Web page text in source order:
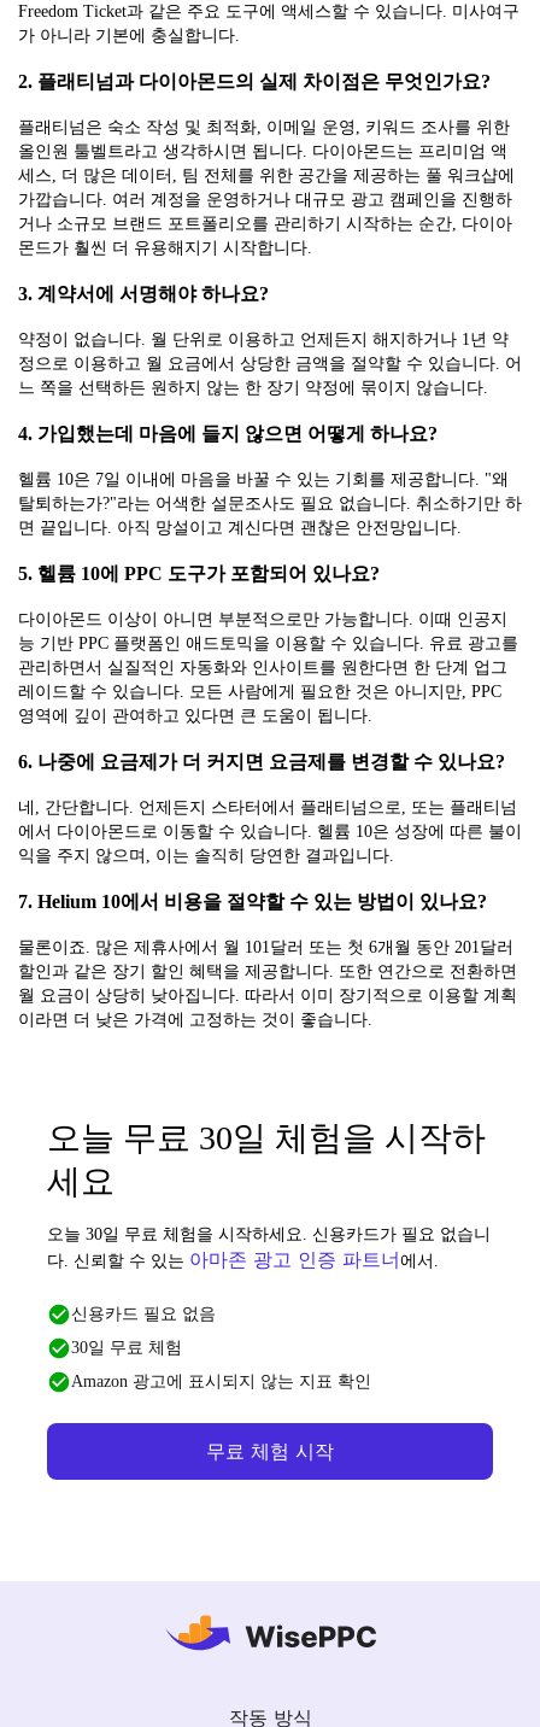
Freedom Ticket과 같은 주요 도구에 액세스할 수 있습니다. 미사여구
가 아니라 기본에 충실합니다.
2. 플래티넘과 다이아몬드의 실제 차이점은 무엇인가요?
플래티넘은 숙소 작성 및 최적화, 이메일 운영, 키워드 조사를 위한
올인원 툴벨트라고 생각하시면 됩니다. 다이아몬드는 프리미엄 액
세스, 더 많은 데이터, 팀 전체를 위한 공간을 제공하는 풀 워크샵에
가깝습니다. 여러 계정을 운영하거나 대규모 광고 캠페인을 진행하
거나 소규모 브랜드 포트폴리오를 관리하기 시작하는 순간, 다이아
몬드가 훨씬 더 유용해지기 시작합니다.
3. 계약서에 서명해야 하나요?
약정이 없습니다. 월 단위로 이용하고 언제든지 해지하거나 1년 약
정으로 이용하고 월 요금에서 상당한 금액을 절약할 수 있습니다. 어
느 쪽을 선택하든 원하지 않는 한 장기 약정에 묶이지 않습니다.
4. 가입했는데 마음에 들지 않으면 어떻게 하나요?
헬륨 10은 7일 이내에 마음을 바꿀 수 있는 기회를 제공합니다. "왜
탈퇴하는가?"라는 어색한 설문조사도 필요 없습니다. 취소하기만 하
면 끝입니다. 아직 망설이고 계신다면 괜찮은 안전망입니다.
5. 헬륨 10에 PPC 도구가 포함되어 있나요?
다이아몬드 이상이 아니면 부분적으로만 가능합니다. 이때 인공지
능 기반 PPC 플랫폼인 애드토믹을 이용할 수 있습니다. 유료 광고를
관리하면서 실질적인 자동화와 인사이트를 원한다면 한 단계 업그
레이드할 수 있습니다. 모든 사람에게 필요한 것은 아니지만, PPC
영역에 깊이 관여하고 있다면 큰 도움이 됩니다.
6. 나중에 요금제가 더 커지면 요금제를 변경할 수 있나요?
네, 간단합니다. 언제든지 스타터에서 플래티넘으로, 또는 플래티넘
에서 다이아몬드로 이동할 수 있습니다. 헬륨 10은 성장에 따른 불이
익을 주지 않으며, 이는 솔직히 당연한 결과입니다.
7. Helium 10에서 비용을 절약할 수 있는 방법이 있나요?
물론이죠. 많은 제휴사에서 월 101달러 또는 첫 6개월 동안 201달러
할인과 같은 장기 할인 혜택을 제공합니다. 또한 연간으로 전환하면
월 요금이 상당히 낮아집니다. 따라서 이미 장기적으로 이용할 계획
이라면 더 낮은 가격에 고정하는 것이 좋습니다.
오늘 무료 30일 체험을 시작하
세요
오늘 30일 무료 체험을 시작하세요. 신용카드가 필요 없습니
다. 신뢰할 수 있는 아마존 광고 인증 파트너에서.
신용카드 필요 없음
30일 무료 체험
Amazon 광고에 표시되지 않는 지표 확인
무료 체험 시작
작동 방식